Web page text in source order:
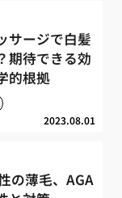
サージで白髪
期待できる効
的根拠
2023.08.01
の薄毛、AGA